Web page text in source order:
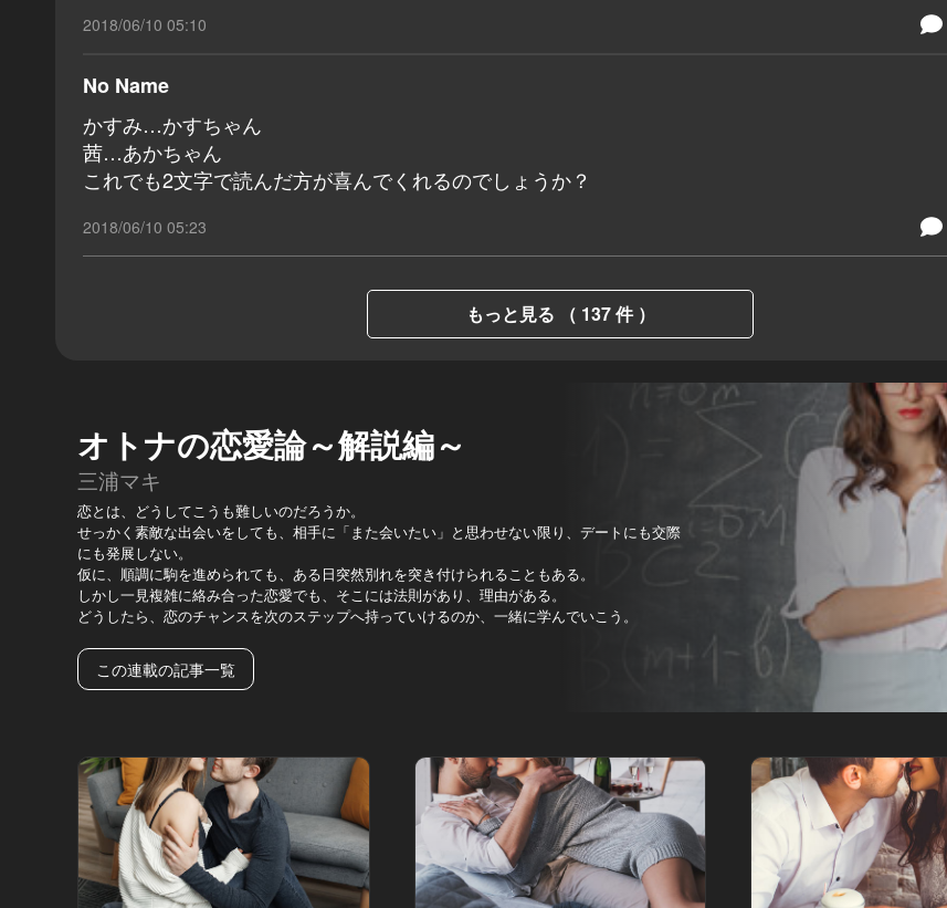
2018/06/10 05:10
No Name
かすみ…かすちゃん
茜…あかちゃん
これでも2文字で読んだ方が喜んでくれるのでしょうか？
2018/06/10 05:23
もっと見る （ 137 件 ）
オトナの恋愛論～解説編～
三浦マキ
恋とは、どうしてこうも難しいのだろうか。
せっかく素敵な出会いをしても、相手に「また会いたい」と思わせない限り、デートにも交際
にも発展しない。
仮に、順調に駒を進められても、ある日突然別れを突き付けられることもある。
しかし一見複雑に絡み合った恋愛でも、そこには法則があり、理由がある。
どうしたら、恋のチャンスを次のステップへ持っていけるのか、一緒に学んでいこう。
この連載の記事一覧